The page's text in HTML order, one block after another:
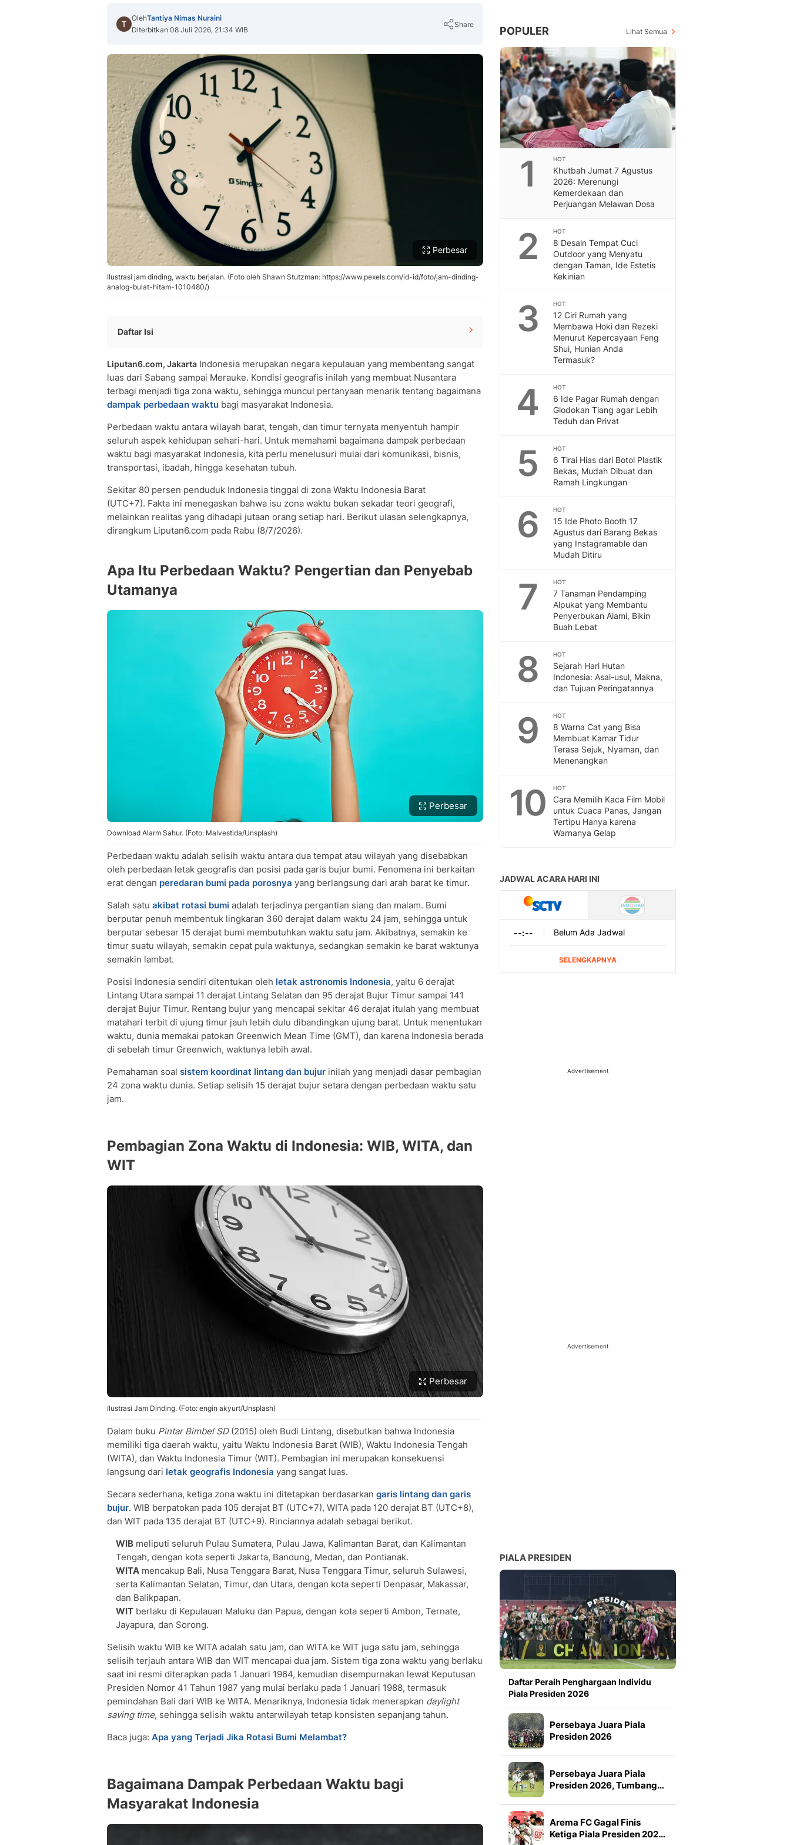
OlehTantiya Nimas Nuraini
Diterbitkan 08 Juli 2026, 21:34 WIB
Share
Perbesar
Ilustrasi jam dinding, waktu berjalan. (Foto oleh Shawn Stutzman: https://www.pexels.com/id-id/foto/jam-dinding-
analog-bulat-hitam-1010480/)
Daftar Isi
Pembagian Zona Waktu di Indonesia: WIB, WITA, dan WIT
Bagaimana Dampak Perbedaan Waktu bagi Masyarakat Indonesia
Dampak Perbedaan Waktu terhadap Kesehatan dan Ritme Sirkadian
Cara Menyiasati Perbedaan Waktu agar Aktivitas Tetap Lancar
Pertanyaan dan Jawaban Seputar Perbedaan Waktu di Indonesia
• Mengapa di Indonesia terjadi perbedaan waktu?
• Apa saja dampak negatif perbedaan waktu di Indonesia?
• Berapa selisih waktu antara WIB dan WIT?
Liputan6.com, Jakarta Indonesia merupakan negara kepulauan yang membentang sangat
luas dari Sabang sampai Merauke. Kondisi geografis inilah yang membuat Nusantara
terbagi menjadi tiga zona waktu, sehingga muncul pertanyaan menarik tentang bagaimana
dampak perbedaan waktu bagi masyarakat Indonesia.
Perbedaan waktu antara wilayah barat, tengah, dan timur ternyata menyentuh hampir
seluruh aspek kehidupan sehari-hari. Untuk memahami bagaimana dampak perbedaan
waktu bagi masyarakat Indonesia, kita perlu menelusuri mulai dari komunikasi, bisnis,
transportasi, ibadah, hingga kesehatan tubuh.
Sekitar 80 persen penduduk Indonesia tinggal di zona Waktu Indonesia Barat
(UTC+7). Fakta ini menegaskan bahwa isu zona waktu bukan sekadar teori geografi,
melainkan realitas yang dihadapi jutaan orang setiap hari. Berikut ulasan selengkapnya,
dirangkum Liputan6.com pada Rabu (8/7/2026).
Apa Itu Perbedaan Waktu? Pengertian dan Penyebab
Utamanya
Perbesar
Download Alarm Sahur. (Foto: Malvestida/Unsplash)
Perbedaan waktu adalah selisih waktu antara dua tempat atau wilayah yang disebabkan
oleh perbedaan letak geografis dan posisi pada garis bujur bumi. Fenomena ini berkaitan
erat dengan peredaran bumi pada porosnya yang berlangsung dari arah barat ke timur.
Salah satu akibat rotasi bumi adalah terjadinya pergantian siang dan malam. Bumi
berputar penuh membentuk lingkaran 360 derajat dalam waktu 24 jam, sehingga untuk
berputar sebesar 15 derajat bumi membutuhkan waktu satu jam. Akibatnya, semakin ke
timur suatu wilayah, semakin cepat pula waktunya, sedangkan semakin ke barat waktunya
semakin lambat.
Posisi Indonesia sendiri ditentukan oleh letak astronomis Indonesia, yaitu 6 derajat
Lintang Utara sampai 11 derajat Lintang Selatan dan 95 derajat Bujur Timur sampai 141
derajat Bujur Timur. Rentang bujur yang mencapai sekitar 46 derajat itulah yang membuat
matahari terbit di ujung timur jauh lebih dulu dibandingkan ujung barat. Untuk menentukan
waktu, dunia memakai patokan Greenwich Mean Time (GMT), dan karena Indonesia berada
di sebelah timur Greenwich, waktunya lebih awal.
Pemahaman soal sistem koordinat lintang dan bujur inilah yang menjadi dasar pembagian
24 zona waktu dunia. Setiap selisih 15 derajat bujur setara dengan perbedaan waktu satu
jam.
Pembagian Zona Waktu di Indonesia: WIB, WITA, dan
WIT
Perbesar
Ilustrasi Jam Dinding. (Foto: engin akyurt/Unsplash)
Dalam buku Pintar Bimbel SD(2015) oleh Budi Lintang, disebutkan bahwa Indonesia
memiliki tiga daerah waktu, yaitu Waktu Indonesia Barat (WIB), Waktu Indonesia Tengah
(WITA), dan Waktu Indonesia Timur (WIT). Pembagian ini merupakan konsekuensi
langsung dari letak geografis Indonesia yang sangat luas.
Secara sederhana, ketiga zona waktu ini ditetapkan berdasarkan garis lintang dan garis
bujur. WIB berpatokan pada 105 derajat BT (UTC+7), WITA pada 120 derajat BT (UTC+8),
dan WIT pada 135 derajat BT (UTC+9). Rinciannya adalah sebagai berikut.
WIB meliputi seluruh Pulau Sumatera, Pulau Jawa, Kalimantan Barat, dan Kalimantan
Tengah, dengan kota seperti Jakarta, Bandung, Medan, dan Pontianak.
WITA mencakup Bali, Nusa Tenggara Barat, Nusa Tenggara Timur, seluruh Sulawesi,
serta Kalimantan Selatan, Timur, dan Utara, dengan kota seperti Denpasar, Makassar,
dan Balikpapan.
WIT berlaku di Kepulauan Maluku dan Papua, dengan kota seperti Ambon, Ternate,
Jayapura, dan Sorong.
Selisih waktu WIB ke WITA adalah satu jam, dan WITA ke WIT juga satu jam, sehingga
selisih terjauh antara WIB dan WIT mencapai dua jam. Sistem tiga zona waktu yang berlaku
saat ini resmi diterapkan pada 1 Januari 1964, kemudian disempurnakan lewat Keputusan
Presiden Nomor 41 Tahun 1987 yang mulai berlaku pada 1 Januari 1988, termasuk
pemindahan Bali dari WIB ke WITA. Menariknya, Indonesia tidak menerapkan daylight
saving time, sehingga selisih waktu antarwilayah tetap konsisten sepanjang tahun.
Baca juga: Apa yang Terjadi Jika Rotasi Bumi Melambat?
Bagaimana Dampak Perbedaan Waktu bagi
Masyarakat Indonesia
POPULER Lihat Semua
1 HOT
Khutbah Jumat 7 Agustus
2026: Merenungi
Kemerdekaan dan
Perjuangan Melawan Dosa
2 HOT
8 Desain Tempat Cuci
Outdoor yang Menyatu
dengan Taman, Ide Estetis
Kekinian
3 HOT
12 Ciri Rumah yang
Membawa Hoki dan Rezeki
Menurut Kepercayaan Feng
Shui, Hunian Anda
Termasuk?
4 HOT
6 Ide Pagar Rumah dengan
Glodokan Tiang agar Lebih
Teduh dan Privat
5 HOT
6 Tirai Hias dari Botol Plastik
Bekas, Mudah Dibuat dan
Ramah Lingkungan
6 HOT
15 Ide Photo Booth 17
Agustus dari Barang Bekas
yang Instagramable dan
Mudah Ditiru
7 HOT
7 Tanaman Pendamping
Alpukat yang Membantu
Penyerbukan Alami, Bikin
Buah Lebat
8 HOT
Sejarah Hari Hutan
Indonesia: Asal-usul, Makna,
dan Tujuan Peringatannya
9 HOT
8 Warna Cat yang Bisa
Membuat Kamar Tidur
Terasa Sejuk, Nyaman, dan
Menenangkan
10 HOT
Cara Memilih Kaca Film Mobil
untuk Cuaca Panas, Jangan
Tertipu Hanya karena
Warnanya Gelap
Advertisement
Advertisement
PIALA PRESIDEN
Daftar Peraih Penghargaan Individu
Piala Presiden 2026
Persebaya Juara Piala
Presiden 2026
Persebaya Juara Piala
Presiden 2026, Tumbang…
Arema FC Gagal Finis
Ketiga Piala Presiden 202…